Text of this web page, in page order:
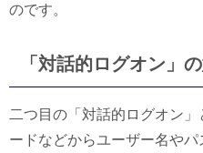
のです。
「対話的ログオン」
二つ目の「対話的ログオン
ードなどからユーザー名や